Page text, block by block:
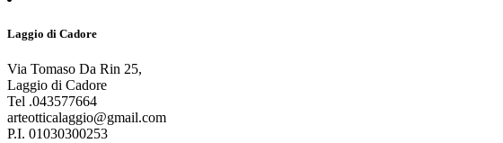
Laggio di Cadore
Via Tomaso Da Rin 25,
Laggio di Cadore
Tel .043577664
arteotticalaggio@gmail.com
P.I. 01030300253